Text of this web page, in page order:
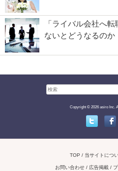
「ライバル会社へ
ないとどうなるのか
Copyright © 2026 asiro Inc.
TOP 当サイトにつ
お問い合わせ / 広告掲載